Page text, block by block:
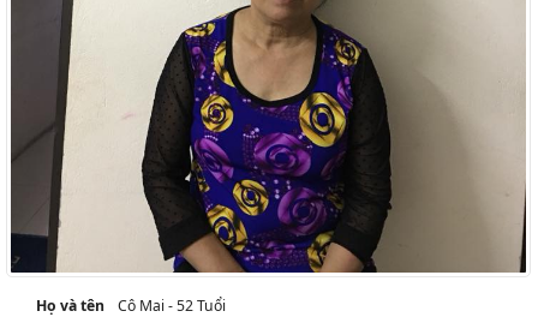
Họ và tên Cô Mai - 52 Tuổi